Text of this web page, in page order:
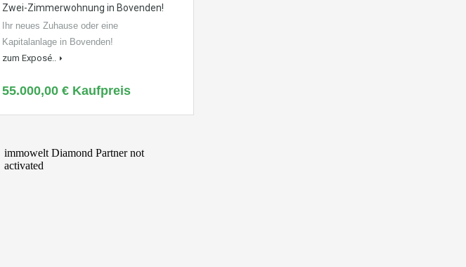
Zwei-Zimmerwohnung in Bovenden!
Ihr neues Zuhause oder eine
Kapitalanlage in Bovenden!
zum Exposé..
55.000,00 € Kaufpreis